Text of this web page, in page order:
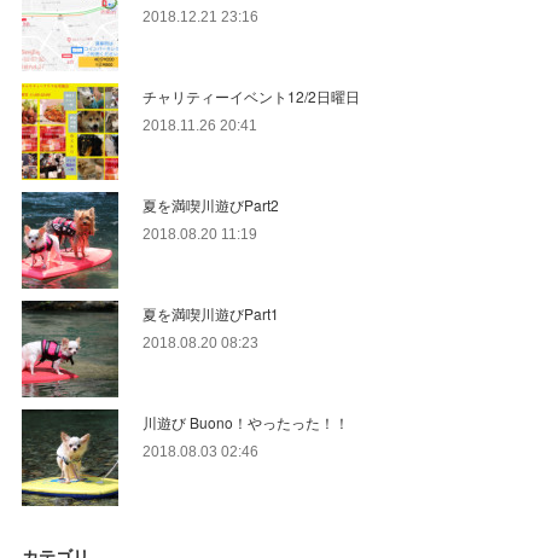
2018.12.21 23:16
チャリティーイベント12/2日曜日
2018.11.26 20:41
夏を満喫川遊びPart2
2018.08.20 11:19
夏を満喫川遊びPart1
2018.08.20 08:23
川遊び Buono！やったった！！
2018.08.03 02:46